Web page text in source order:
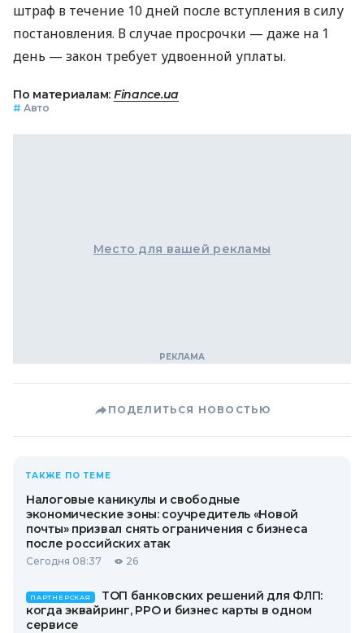
штраф в течение 10 дней после вступления в силу
постановления. В случае просрочки — даже на 1
день — закон требует удвоенной уплаты.
По материалам: Finance.ua
# Авто
Место для вашей рекламы
ПОДЕЛИТЬСЯ НОВОСТЬЮ
ТАКЖЕ ПО ТЕМЕ
Налоговые каникулы и свободные
экономические зоны: соучредитель «Новой
почты» призвал снять ограничения с бизнеса
после российских атак
Сегодня 08:37 26
ПАРТНЕРСКАЯ
ТОП банковских решений для ФЛП:
когда эквайринг, РРО и бизнес карты в одном
сервисе